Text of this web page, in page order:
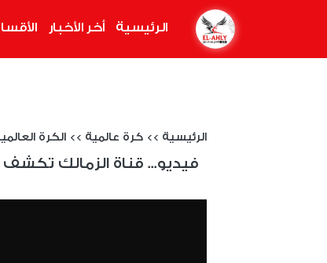
الرئيسية أخر الأخبار
الرئيسية >> كرة عالمية >> الكرة
فيديو... قناة الزمالك